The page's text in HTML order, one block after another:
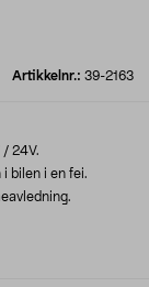
Artikkelnr.: 39-2163
24V.
bilen i en fei.